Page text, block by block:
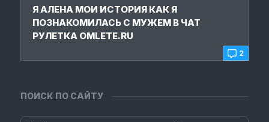
2
Я АЛЕНА МОИ ИСТОРИЯ КАК Я
ПОЗНАКОМИЛАСЬ С МУЖЕМ В ЧАТ
РУЛЕТКА OMLETE.RU
ПОИСК ПО САЙТУ